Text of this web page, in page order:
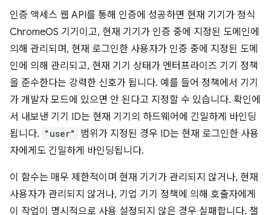
인증 액세스 웹 API를 통해 인증에 성공하면 현재 기기가 정식
ChromeOS 기기이고, 현재 기기가 인증 중에 지정된 도메인에
의해 관리되며, 현재 로그인한 사용자가 인증 중에 지정된 도메
인에 의해 관리되고, 현재 기기 상태가 엔터프라이즈 기기 정책
을 준수한다는 강력한 신호가 됩니다. 예를 들어 정책에서 기기
가 개발자 모드에 있으면 안 된다고 지정할 수 있습니다. 확인에
서 내보낸 기기 ID는 현재 기기의 하드웨어에 긴밀하게 바인딩
됩니다. "user"
범위가 지정된 경우 ID는 현재 로그인한 사용
자에게도 긴밀하게 바인딩됩니다.
이 함수는 매우 제한적이며 현재 기기가 관리되지 않거나, 현재
사용자가 관리되지 않거나, 기업 기기 정책에 의해 호출자에게
이 작업이 명시적으로 사용 설정되지 않은 경우 실패합니다. 챌